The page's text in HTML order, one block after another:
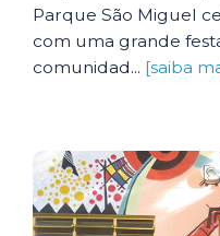
Parque São Miguel
com uma grande
comunidad... [saiba